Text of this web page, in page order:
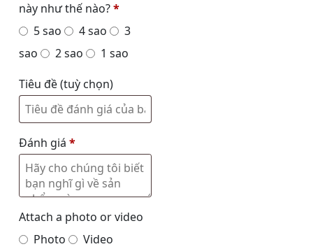
này như thế nào?*
5 sao
4 sao
3
sao
2 sao
1 sao
Tiêu đề(tuỳ chọn)
Đánh giá *
Attach a photo or video
Photo
Video